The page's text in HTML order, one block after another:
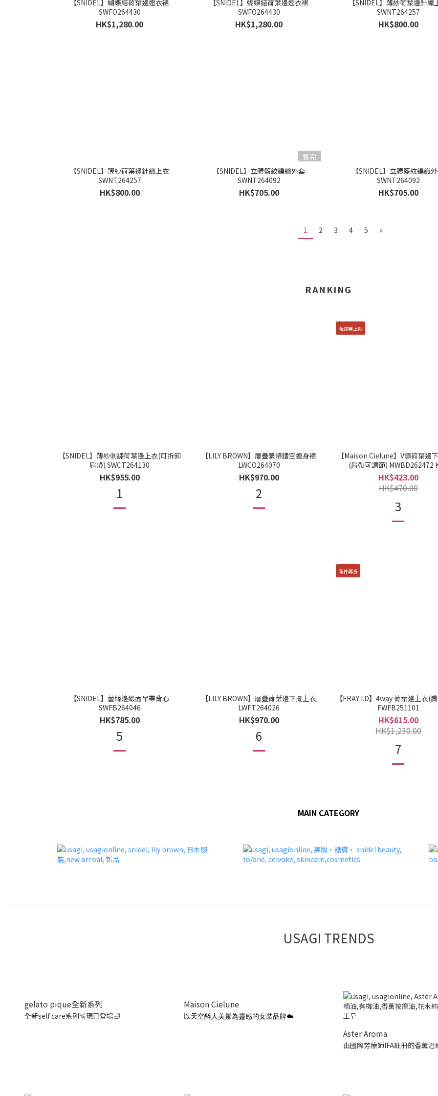
【SNIDEL】蝴蝶結荷葉邊連衣裙
SWFO264430
HK$1,280.00
【SNIDEL】蝴蝶結荷葉邊連衣裙
SWFO264430
HK$1,280.00
【SNIDEL】薄紗荷葉邊針織
SWNT264257
HK$800.00
【SNIDEL】薄紗荷葉邊針織上衣
SWNT264257
HK$800.00
售完
【SNIDEL】立體籃紋編織外套
SWNT264092
HK$705.00
【SNIDEL】立體籃紋編織
SWNT264092
HK$705.00
1 2 3 4 5 »
RANKING
【SNIDEL】薄紗刺繡荷葉邊上衣(可拆卸
肩帶) SWCT264130
HK$955.00
1
【LILY BROWN】層疊繫帶鏤空連身裙
LWCO264070
HK$970.00
2
滿減無上限
【Maison Cielune】V領荷葉邊
(肩帶可調節) MWBD262472
HK$423.00
HK$470.00
3
【SNIDEL】蕾絲邊緞面吊帶背心
SWFB264046
HK$785.00
5
【LILY BROWN】層疊荷葉邊下擺上衣
LWFT264026
HK$970.00
6
滿件再折
【FRAY I.D】4way 荷葉邊上衣(
FWFB251101
HK$615.00
HK$1,230.00
7
MAIN CATEGORY
USAGI TRENDS
gelato pique全新系列
全新self care系列🫧現已登場🛁
Maison Cielune
以天空醉人美景為靈感的女裝品牌☁️
Aster Aroma
由國際芳療師IFA註冊的香薰治